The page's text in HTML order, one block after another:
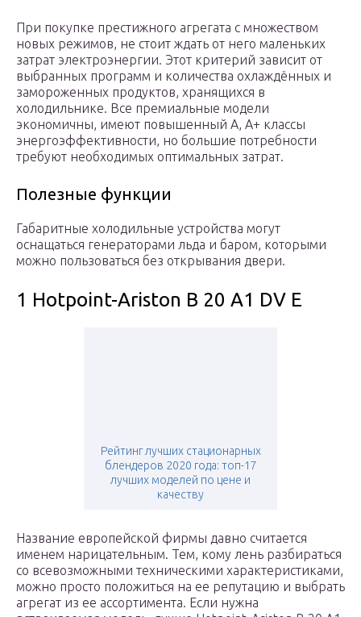
При покупке престижного агрегата с множеством
новых режимов, не стоит ждать от него маленьких
затрат электроэнергии. Этот критерий зависит от
выбранных программ и количества охлаждённых и
замороженных продуктов, хранящихся в
холодильнике. Все премиальные модели
экономичны, имеют повышенный А, А+ классы
энергоэффективности, но большие потребности
требуют необходимых оптимальных затрат.
Полезные функции
Габаритные холодильные устройства могут
оснащаться генераторами льда и баром, которыми
можно пользоваться без открывания двери.
1 Hotpoint-Ariston B 20 A1 DV E
Рейтинг лучших стационарных
блендеров 2020 года: топ-17
лучших моделей по цене и
качеству
Название европейской фирмы давно считается
именем нарицательным. Тем, кому лень разбираться
со всевозможными техническими характеристиками,
можно просто положиться на ее репутацию и выбрать
агрегат из ее ассортимента. Если нужна